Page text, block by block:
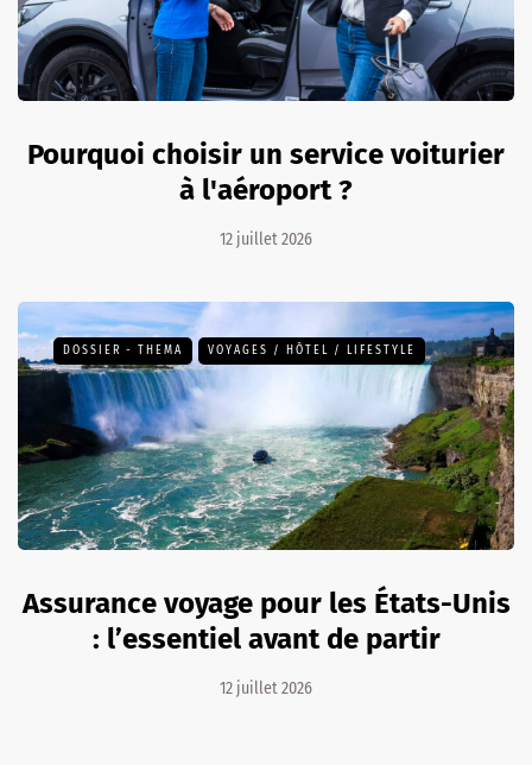
Pourquoi choisir un service voiturier
à l'aéroport ?
12 juillet 2026
DOSSIER - THEMA VOYAGES / HÔTEL / LIFESTYLE
Assurance voyage pour les États-Unis
: l’essentiel avant de partir
12 juillet 2026